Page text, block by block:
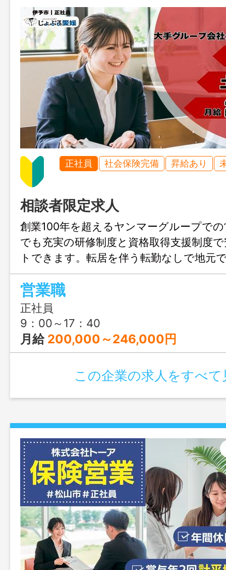
正社員 社会保険完備 昇給あり
相談者限定求人
創業100年を超えるヤンマーグループで
でも充実の研修制度と資格取得支援制度
トできます。転居を伴う転勤なしで地元
ます！
営業職
正社員
9：00～17：40
月給 200,000～246,000円
この企業の求人をすべて